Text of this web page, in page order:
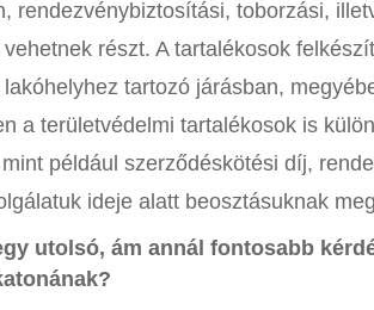
rendezvénybiztosítási, toborzási,
részt. A tartalékosok
tartozó járásban,
a területvédelmi tartalékosok is
például szerződéskötési díj,
ideje alatt beosztásuknak
utolsó, ám annál fontosabb